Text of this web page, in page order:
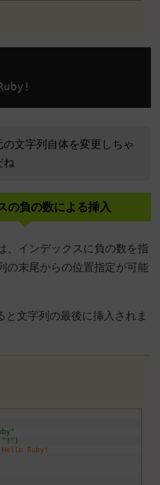
の文字列自体を変更しちゃ
ね
の負の数による挿入
、インデックスに負の数を指
の末尾からの位置指定が可能
と文字列の最後に挿入されま
"!" )
Ruby!